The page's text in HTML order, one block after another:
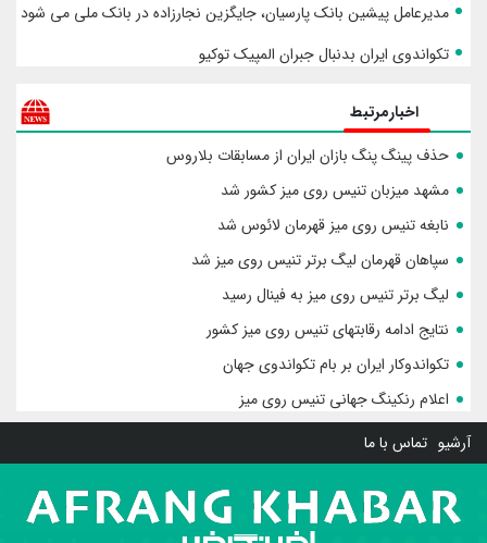
مدیرعامل پیشین بانک پارسیان، جایگزین نجارزاده در بانک ملی می شود
تکواندوی ایران بدنبال جبران المپیک توکیو
اخبارمرتبط
حذف پینگ پنگ بازان ایران از مسابقات بلاروس
مشهد میزبان تنیس روی میز کشور شد
نابغه تنیس روی میز قهرمان لائوس شد
سپاهان قهرمان لیگ برتر تنیس روی میز شد
لیگ برتر تنیس روی میز به فینال رسید
نتایج ادامه رقابتهای تنیس روی میز کشور
تکواندوکار ایران بر بام تکواندوی جهان
اعلام رنکینگ جهانی تنیس روی میز
آرشیو تماس با ما